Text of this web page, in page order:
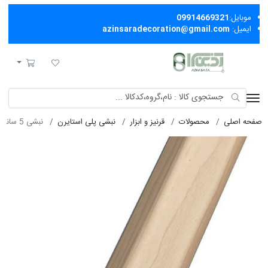
موبایل:09914669321
ایمیل: azinsaradecoration@gmail.com
لیست مورد علاقه
سبد خرید
صفحه اصلی محصولات قرنیز و ابزار نبشی پلی استایرن نبشی 5 سانت افرا 1903